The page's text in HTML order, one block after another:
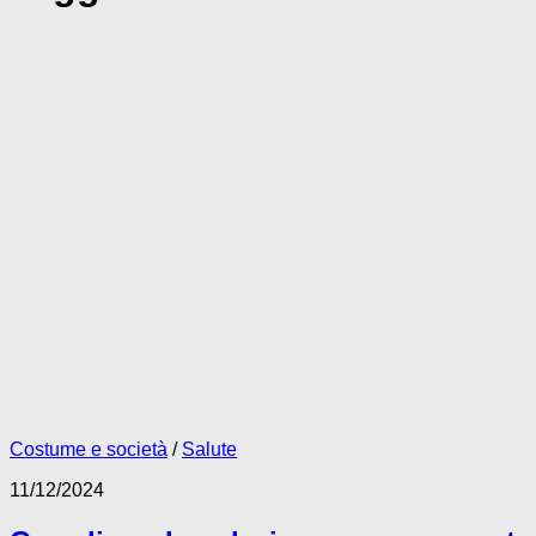
Costume e società / Salute
11/12/2024